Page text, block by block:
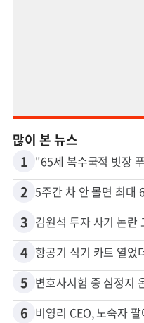
많이 본 뉴스
1
2 5주간 차 안 몰면 최대
3 김원석 투자 사기 논란
4
5
6 비영리 CEO, 노숙자